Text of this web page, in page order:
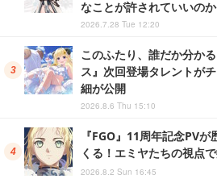
なことが許されていいの
2026.7.28 Tue 12:20
このふたり、誰だか分か
ス』次回登場タレントが
細が公開
2026.8.6 Thu 15:10
『FGO』11周年記念PV
くる！エミヤたちの視点
2026.8.2 Sun 16:45